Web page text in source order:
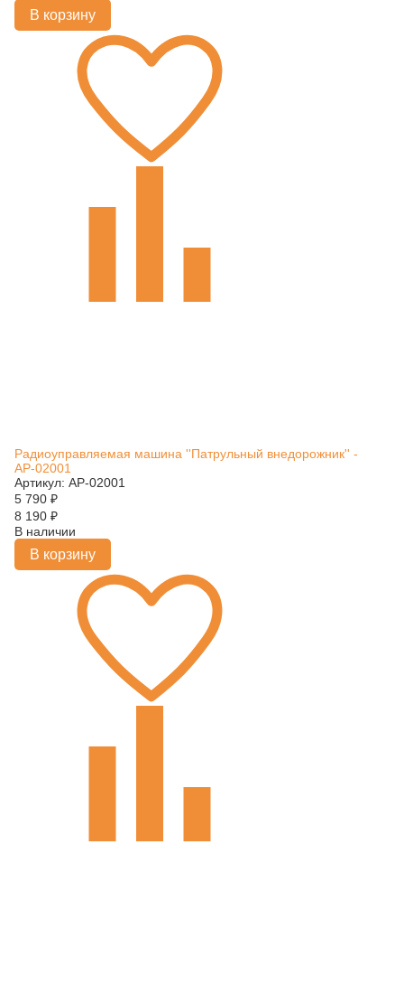
В корзину
Радиоуправляемая машина ''Патрульный внедорожник'' -
АР-02001
Артикул: АР-02001
5 790 ₽
8 190 ₽
В наличии
В корзину